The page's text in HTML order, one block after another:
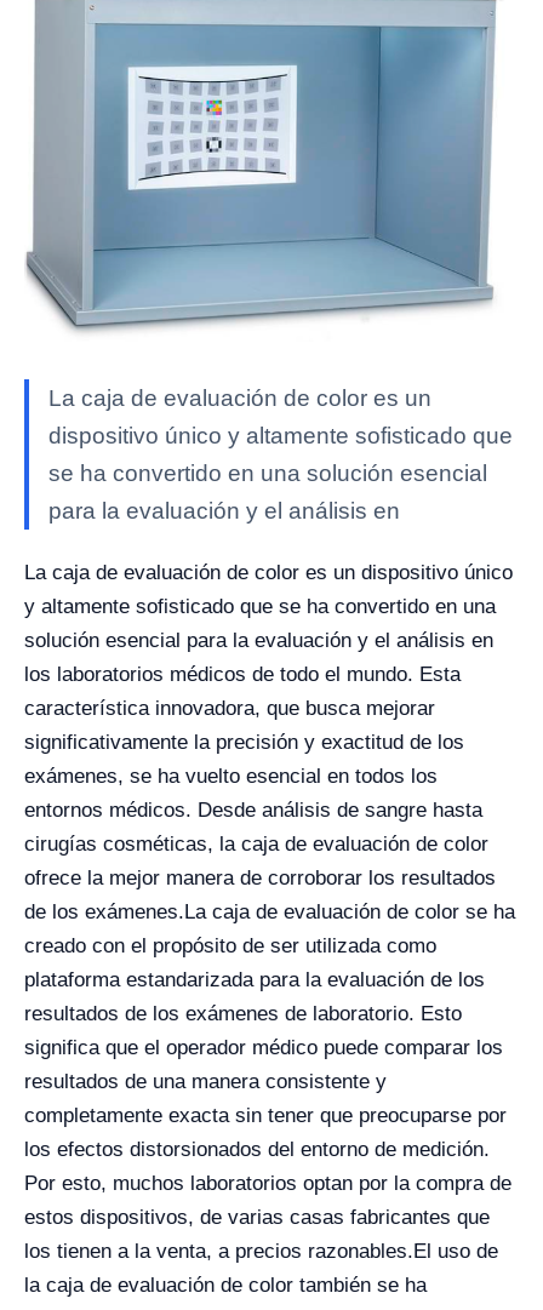
La caja de evaluación de color es un
dispositivo único y altamente sofisticado que
se ha convertido en una solución esencial
para la evaluación y el análisis en
La caja de evaluación de color es un dispositivo único
y altamente sofisticado que se ha convertido en una
solución esencial para la evaluación y el análisis en
los laboratorios médicos de todo el mundo. Esta
característica innovadora, que busca mejorar
significativamente la precisión y exactitud de los
exámenes, se ha vuelto esencial en todos los
entornos médicos. Desde análisis de sangre hasta
cirugías cosméticas, la caja de evaluación de color
ofrece la mejor manera de corroborar los resultados
de los exámenes. La caja de evaluación de color se ha
creado con el propósito de ser utilizada como
plataforma estandarizada para la evaluación de los
resultados de los exámenes de laboratorio. Esto
significa que el operador médico puede comparar los
resultados de una manera consistente y
completamente exacta sin tener que preocuparse por
los efectos distorsionados del entorno de medición.
Por esto, muchos laboratorios optan por la compra de
estos dispositivos, de varias casas fabricantes que
los tienen a la venta, a precios razonables. El uso de
la caja de evaluación de color también se ha